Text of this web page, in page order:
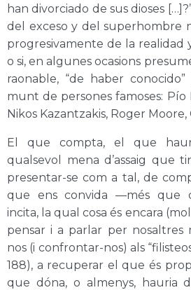
han divorciado de sus dioses
del exceso y del superhombre
progresivamente de la realidad
o si, en algunes ocasions
raonable, “de haber
munt de persones famoses: Pío
Nikos Kazantzakis, Roger Moore,
El que compta, el que
qualsevol mena d’assaig que
presentar-se com a tal, de
que ens convida —més que
incita, la qual cosa és encara
pensar i a parlar per nosaltres
nos (i confrontar-nos) als
188), a recuperar el que és
que dóna, o almenys, hauria